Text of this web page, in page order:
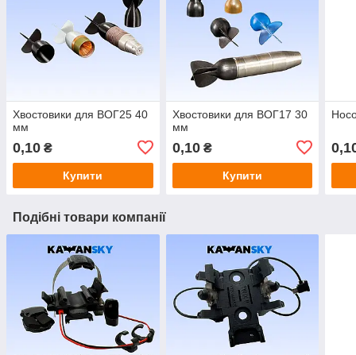
Хвостовики для ВОГ25 40
мм
0,10 ₴
Купити
Хвостовики для ВОГ17 30
мм
0,10₴
Купити
Подібні товари компанії